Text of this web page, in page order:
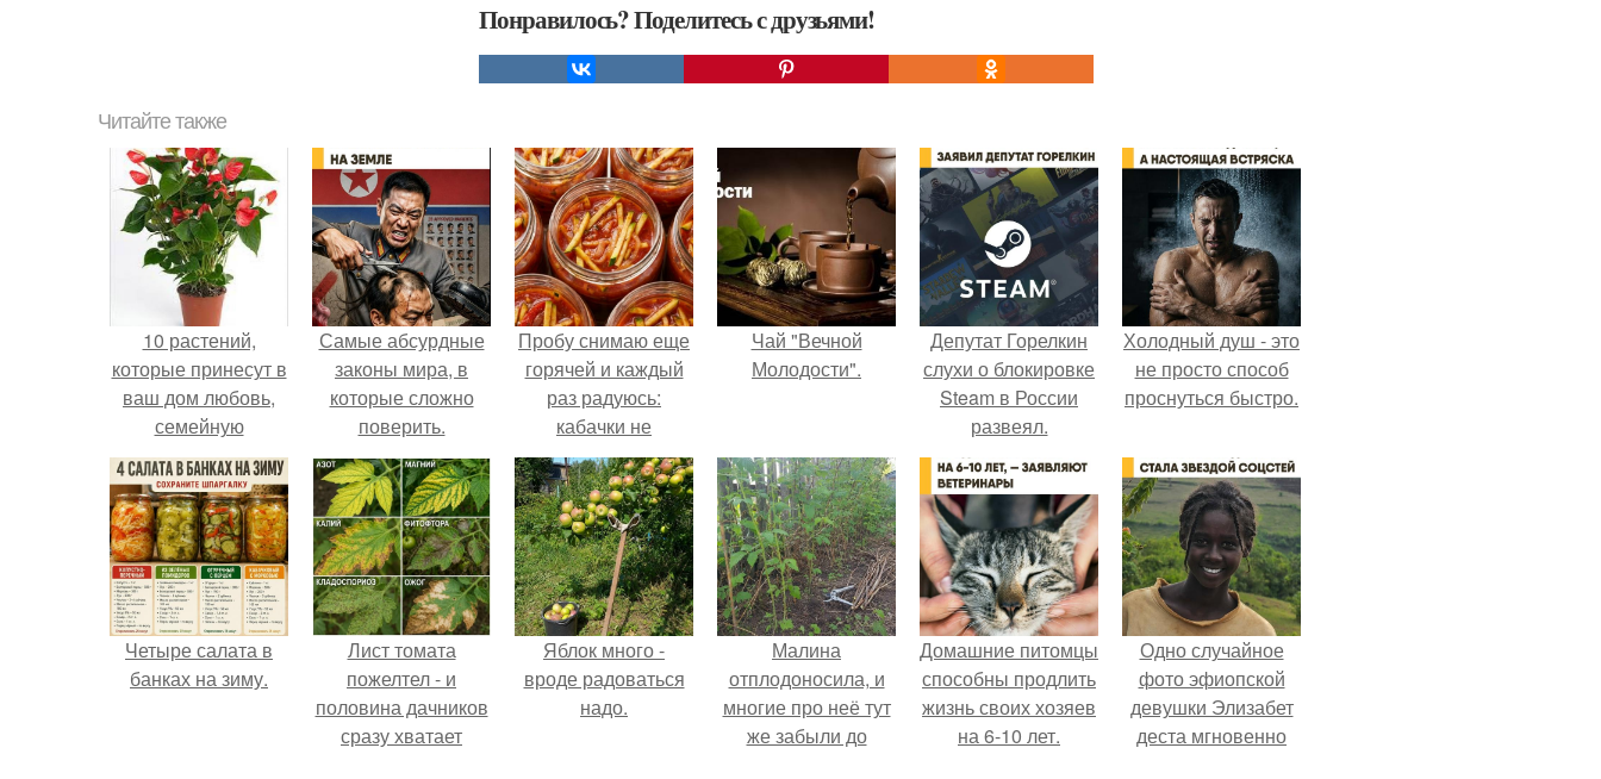
Понравилось? Поделитесь с друзьями!
Читайте также
10 растений,
которые принесут в
ваш дом любовь,
семейную
гармонию и
счастье.
Самые абсурдные
законы мира, в
которые сложно
поверить.
Пробу снимаю еще
горячей и каждый
раз радуюсь:
кабачки не
развариваются, а
соус получается
густым и
пикантным.
Чай "Вечной
Молодости".
Депутат Горелкин
слухи о блокировке
Steam в России
развеял.
Холодный душ - это
не просто способ
проснуться быстро.
Четыре салата в
банках на зиму.
Лист томата
пожелтел - и
половина дачников
сразу хватает
Яблок много -
вроде радоваться
надо.
Малина
отплодоносила, и
многие про неё тут
же забыли до
Домашние питомцы
способны продлить
жизнь своих хозяев
на 6-10 лет.
Одно случайное
фото эфиопской
девушки Элизабет
деста мгновенно